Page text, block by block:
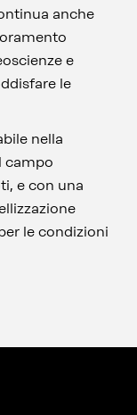
anche
e
le
nella
campo
e con una
le condizioni